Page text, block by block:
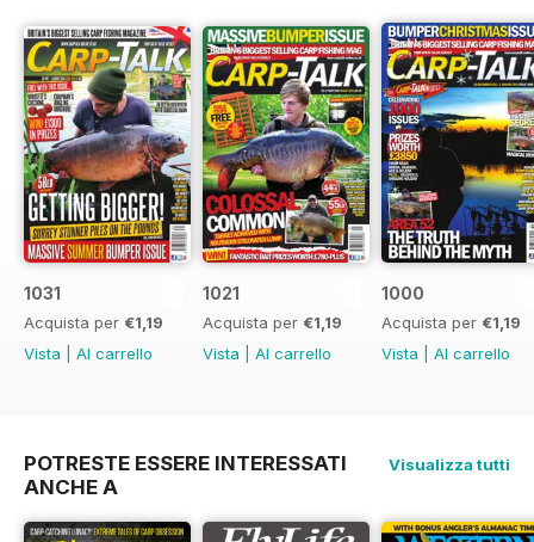
1031
Acquista per €1,19
Vista
Al carrello
1021
Acquista per €1,19
Vista
Al carrello
1000
Acquista per €1,19
Vista
Al carrello
POTRESTE ESSERE INTERESSATI
ANCHE A
Visualizza tutti